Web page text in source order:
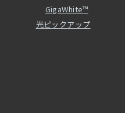
GigaWhite™
光ピックアップ